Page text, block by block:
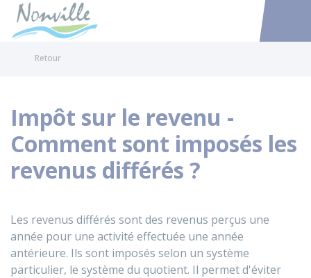
Accéder
Retour
Impôt sur le revenu -
Comment sont imposés les
revenus différés ?
Les revenus différés sont des revenus perçus une
année pour une activité effectuée une année
antérieure. Ils sont imposés selon un système
particulier, le système du quotient. Il permet d'éviter